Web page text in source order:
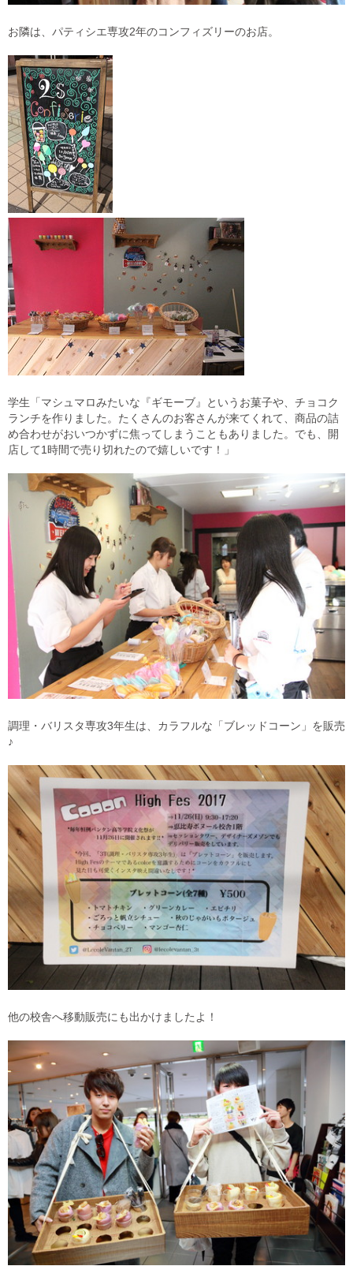
お隣は、パティシエ専攻2年のコンフィズリーのお店。
学生「マシュマロみたいな『ギモーブ』というお菓子や、チョコク
ランチを作りました。たくさんのお客さんが来てくれて、商品の詰
め合わせがおいつかずに焦ってしまうこともありました。でも、開
店して1時間で売り切れたので嬉しいです！」
調理・バリスタ専攻3年生は、カラフルな「ブレッドコーン」を販売
♪
他の校舎へ移動販売にも出かけましたよ！